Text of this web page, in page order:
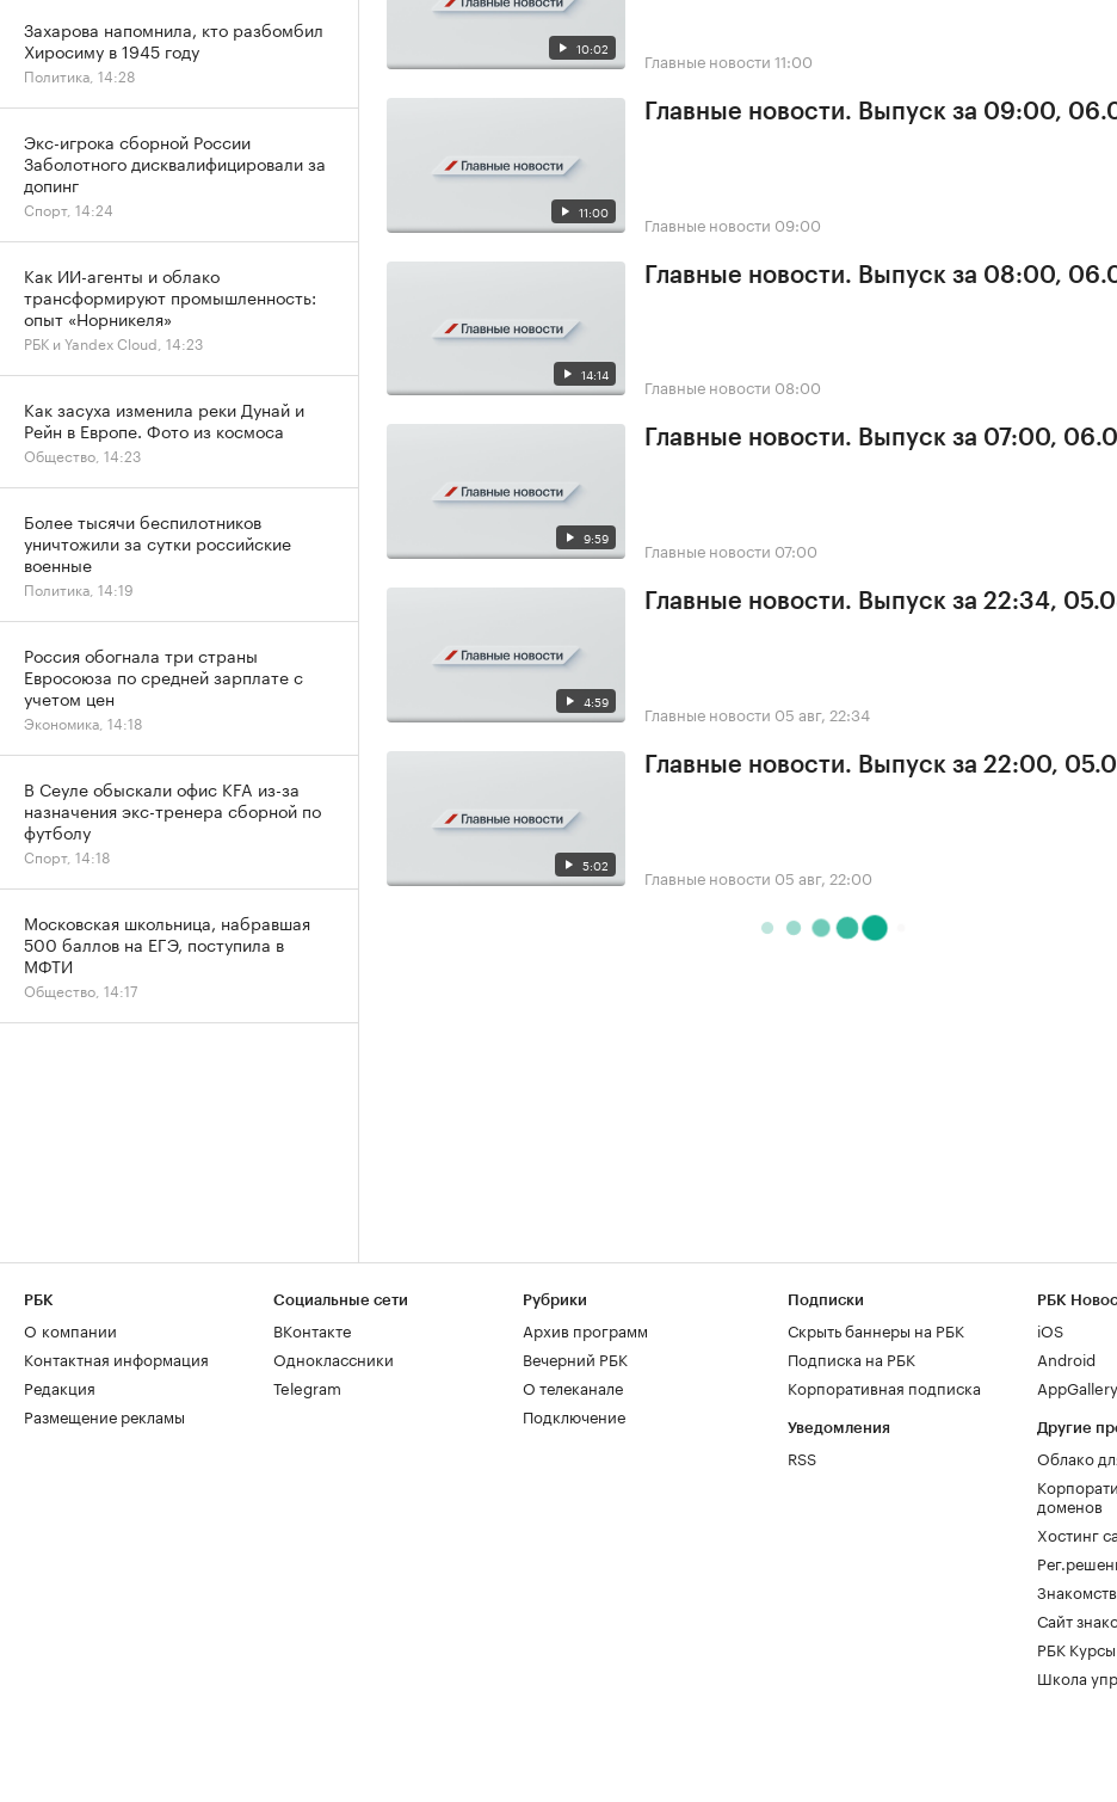
10:02 Главные новости 11:00
11:00
Главные новости. Выпуск за 09:00,
Главные новости 09:00
14:14
Главные новости. Выпуск за 08:00,
Главные новости 08:00
9:59
Главные новости. Выпуск за 07:00,
Главные новости 07:00
4:59
Главные новости. Выпуск за 22:34,
Главные новости 05 авг, 22:34
5:02
Главные новости. Выпуск за 22:00,
Главные новости 05 авг, 22:00
Захарова напомнила, кто разбомбил
Хиросиму в 1945 году
Политика, 14:28
Экс-игрока сборной России
Заболотного дисквалифицировали за
допинг
Спорт, 14:24
Как ИИ-агенты и облако
трансформируют промышленность:
опыт «Норникеля»
РБК и Yandex Cloud, 14:23
Как засуха изменила реки Дунай и
Рейн в Европе. Фото из космоса
Общество, 14:23
Более тысячи беспилотников
уничтожили за сутки российские
военные
Политика, 14:19
Россия обогнала три страны
Евросоюза по средней зарплате с
учетом цен
Экономика, 14:18
В Сеуле обыскали офис KFA из-за
назначения экс-тренера сборной по
футболу
Спорт, 14:18
Московская школьница, набравшая
500 баллов на ЕГЭ, поступила в
МФТИ
Общество, 14:17
РБК
О компании
Контактная информация
Редакция
Размещение рекламы
Социальные сети
ВКонтакте
Одноклассники
Telegram
Рубрики
Архив программ
Вечерний РБК
О телеканале
Подключение
Подписки
Скрыть баннеры на РБК
Подписка на РБК
Корпоративная подписка
Уведомления
RSS
РБК
iOS
Android
AppGallery
Другие
Облако
доменов
Хостинг
Сайт
РБК Курсы
Школа